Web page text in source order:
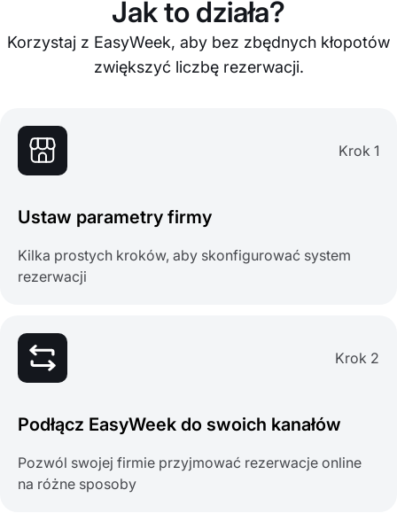
Jak to działa?
Korzystaj z EasyWeek, aby bez zbędnych kłopotów
zwiększyć liczbę rezerwacji.
Krok 1
Ustaw parametry firmy
Kilka prostych kroków, aby skonfigurować system
rezerwacji
Krok 2
Podłącz EasyWeek do swoich kanałów
Pozwól swojej firmie przyjmować rezerwacje online
na różne sposoby